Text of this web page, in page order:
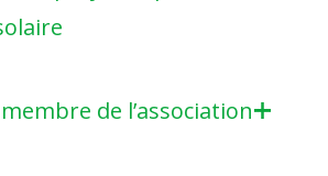
de l’association